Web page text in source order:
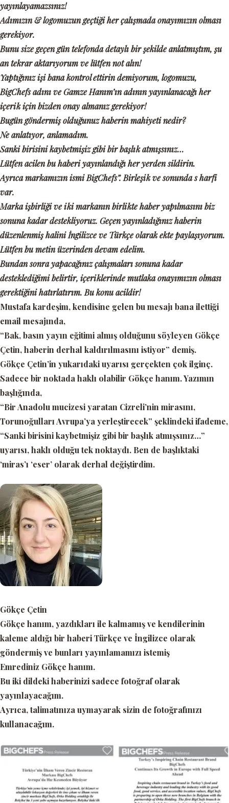
yayınlayamazsınız!
Adımızın & logomuzun geçtiği her çalışmada onayımızın olması
gerekiyor.
Bunu size geçen gün telefonda detaylı bir şekilde anlatmıştım, şu
an tekrar aktarıyorum ve lütfen not alın!
Yaptığınız işi bana kontrol ettirin demiyorum, logomuzu,
BigChefs adını ve Gamze Hanım’ın adının yayınlanacağı her
içerik için bizden onay almanız gerekiyor!
Bugün göndermiş olduğunuzhaberin mahiyeti nedir?
Ne anlatıyor, anlamadım.
Sanki birisini kaybetmişiz gibi bir başlık atmışsınız…
Lütfen acilen bu haberi yayınlandığı her yerden sildirin.
Ayrıca markamızın ismi BigChefs”. Birleşik ve sonunda s harfi
var.
Marka işbirliği ve iki markanın birlikte haber yapılmasını biz
sonuna kadar destekliyoruz. Geçen yayınladığınız haberin
düzenlenmiş halini İngilizce ve Türkçe olarak ekte paylaşıyorum.
Lütfen bu metin üzerinden devam edelim.
Bundan sonra yapacağınız çalışmaları sonuna kadar
desteklediğimi belirtir, içeriklerinde mutlaka onayımızın olması
gerektiğini hatırlatırım. Bu konu acildir!
Mustafa kardeşim, kendisine gelen bu mesajı bana ilettiği
email mesajında,
“Bak, basın yayın eğitimi almış olduğunu söyleyen Gökçe
Çetin, haberin derhal kaldırılmasını istiyor” demiş.
Gökçe Çetin’in yukarıdaki uyarısı gerçekten çok ilginç.
Sadece bir noktada haklı olabilir Gökçe hanım. Yazımın
başlığında,
“Bir Anadolu mucizesi yaratan Cizreli’nin mirasını,
Torunoğulları Avrupa’ya yerleştirecek” şeklindeki ifademe,
“Sanki birisini kaybetmişiz gibi bir başlık atmışsınız…”
uyarısı, haklı olduğu tek noktaydı. Ben de başlıktaki
‘miras’ı ‘eser’ olarak derhal değiştirdim.
Gökçe Çetin
Gökçe hanım, yazdıkları ile kalmamış ve kendilerinin
kaleme aldığı bir haberi Türkçe ve İngilizce olarak
göndermiş ve bunları yayınlamamızı istemiş
Emrediniz Gökçe hanım.
Bu iki dildeki haberinizi sadece fotoğraf olarak
yayınlayacağım.
Ayrıca, talimatınıza uymayarak sizin de fotoğrafınızı
kullanacağım.